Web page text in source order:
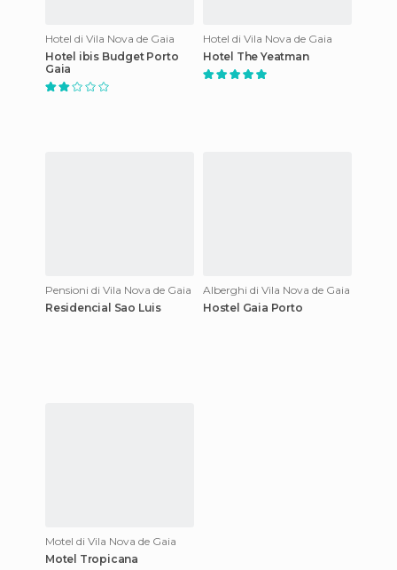
Hotel di Vila Nova de Gaia
Hotel ibis Budget Porto
Gaia
Hotel di Vila Nova de Gaia
Hotel The Yeatman
Pensioni di Vila Nova de Gaia
Residencial Sao Luis
Alberghi di Vila Nova de Gaia
Hostel Gaia Porto
Motel di Vila Nova de Gaia
Motel Tropicana